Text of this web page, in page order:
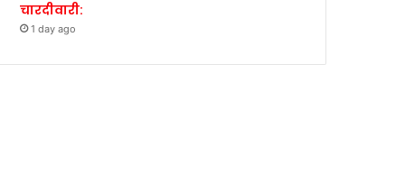
चारदीवारी:
1 day ago